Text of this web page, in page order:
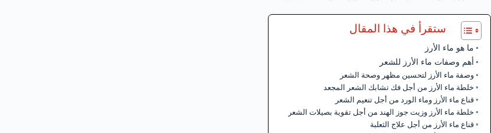
ستقرأ في هذا المقال
ما هو ماء الأرز
أهم وصفات ماء الأرز للشعر
وصفة ماء الأرز لتحسين مظهر وصحة الشعر
خلطة ماء الأرز من أجل فك تشابك الشعر المجعد
قناع ماء الأرز وماء الورد من أجل تنعيم الشعر
خلطة ماء الأرز وزيت جوز الهند من أجل تقوية بصيلات الشعر
قناع ماء الأرز من أجل علاج الثعلبة